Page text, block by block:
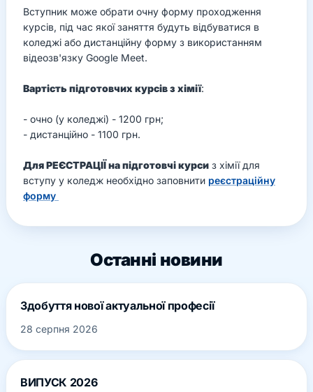
Вступник може обрати очну форму проходження
курсів, під час якої заняття будуть відбуватися в
коледжі або дистанційну форму з використанням
відеозв'язку Google Meet.
Вартість підготовчих курсів з хімії:
- очно (у коледжі) - 1200 грн;
- дистанційно - 1100 грн.
Для РЕЄСТРАЦІЇ на підготовчі курси з хімії для
вступу у коледж необхідно заповнити реєстраційну
форму
Останні новини
Здобуття нової актуальної професії
28 серпня 2026
ВИПУСК 2026